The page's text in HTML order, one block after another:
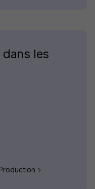
les